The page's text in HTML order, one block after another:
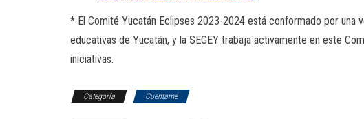
* El Comité Yucatán Eclipses 2023-2024 está conformado por una
educativas de Yucatán, y la SEGEY trabaja activamente en este
iniciativas.
Categoría Cuéntame